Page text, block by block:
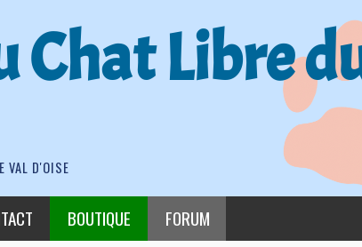
Chat Libre
VAL D'OISE
BOUTIQUE FORUM